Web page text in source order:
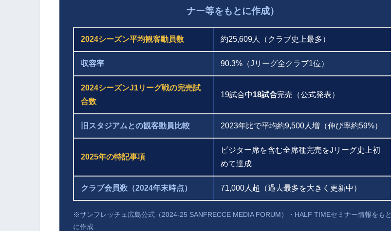
ナー等をもとに作成）
2024シーズン平均観客動員数 約25,609人（クラブ史上最多）
収容率 90.3%（Jリーグ全クラブ1位）
2024シーズンJ1リーグ戦の完売試
合数
19試合中18試合完売（公式発表）
旧スタジアムとの観客動員比較 2023年比で平均約9,500人増（伸び率約59%）
2025年の特記事項
ビジター席を含む全席種完売をJリーグ史上初
めて達成
クラブ会員数（2024年末時点） 71,000人超（過去最多を大きく更新中）
※サンフレッチェ広島公式（2024-25 SANFRECCE MEDIA FORUM）・HALF TIMEセミナー情報をもと
に作成